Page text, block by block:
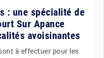
: une spécialité de
Sur Apance
avoisinantes
à effectuer pour les